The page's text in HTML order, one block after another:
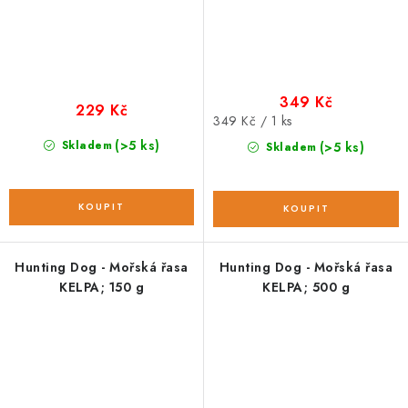
Skladem (>5 ks)
229 Kč
Skladem (>5 ks)
349 Kč
Měrná
349 Kč / 1 ks
Hunting Dog - Mořská řasa
KELPA; 150 g
Hunting Dog - Mořská řasa
KELPA; 500 g